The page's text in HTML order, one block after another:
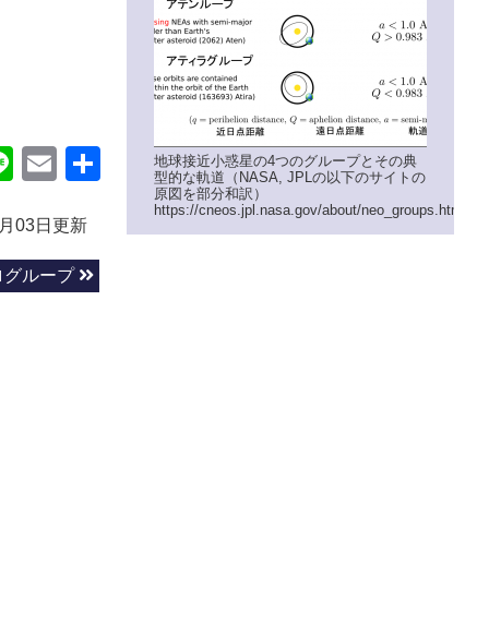
LineEmail
03日更新
グループ
地球接近小惑星の4つのグループとその典
型的な軌道（NASA, JPLの以下のサイトの
原図を部分和訳）
https://cneos.jpl.nasa.gov/about/neo_groups.html